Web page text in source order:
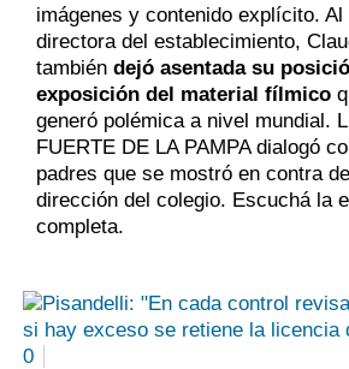
imágenes y contenido explícito.
directora del establecimiento,
también dejó asentada su
exposición del material fílmico
generó polémica a nivel mundial.
FUERTE DE LA PAMPA dialogó
padres que se mostró en contra
dirección del colegio. Escuchá la
completa.
0